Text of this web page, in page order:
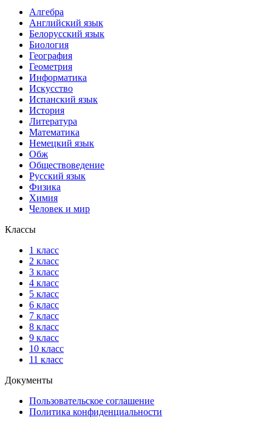
Алгебра
Английский язык
Белорусский язык
Биология
География
Геометрия
Информатика
Искусство
Испанский язык
История
Литература
Математика
Немецкий язык
Обж
Обществоведение
Русский язык
Физика
Химия
Человек и мир
Классы
1 класс
2 класс
3 класс
4 класс
5 класс
6 класс
7 класс
8 класс
9 класс
10 класс
11 класс
Документы
Пользовательское соглашение
Политика конфиденциальности